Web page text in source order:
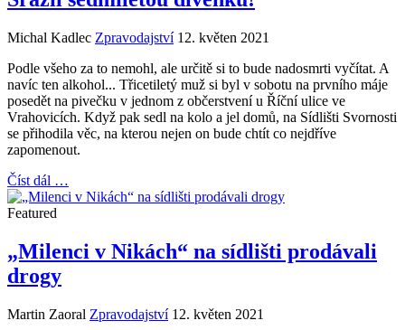
Michal Kadlec Zpravodajství 12. květen 2021
Podle všeho za to nemohl, ale určitě si to bude nadosmrti vyčítat. A
navíc ten alkohol... Třicetiletý muž si byl v sobotu na prvního máje
posedět na pivečku v jednom z občerstvení u Říční ulice ve
Vrahovicích. Když pak sedl na kolo a jel domů, na Sídlišti Svornosti
se přihodila věc, na kterou nejen on bude chtít co nejdříve
zapomenout.
Číst dál …
Featured
„Milenci v Nikách“ na sídlišti prodávali
drogy
Martin Zaoral Zpravodajství 12. květen 2021